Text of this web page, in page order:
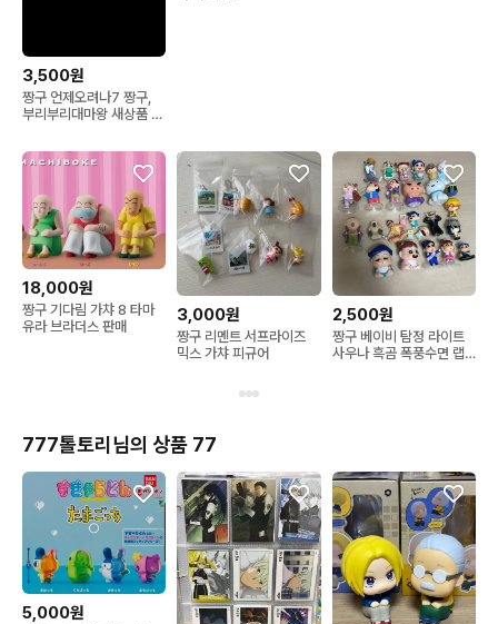
3,500원
짱구 언제오려나7 짱구,
부리부리대마왕 새상품 판
18,000원
짱구 기다림 가챠 8 타마
유라 브라더스 판매
3,000원
짱구 리멘트 서프라이즈
믹스 가챠 피규어
2,500원
짱구 베이비 탐정 라이트
사우나 흑곰 폭풍수면 랩
777톨토리님의 상품 77
5,000원